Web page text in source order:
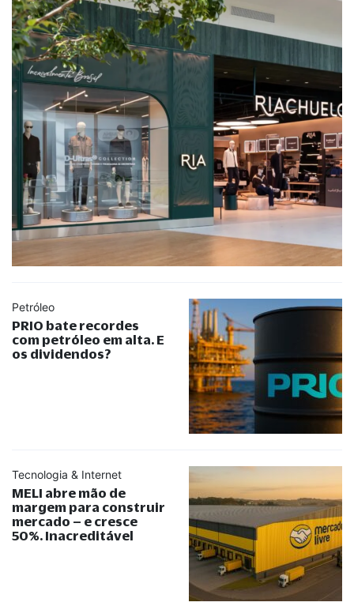
Petróleo
PRIO bate recordes
com petróleo em alta. E
os dividendos?
Tecnologia & Internet
MELI abre mão de
margem para construir
mercado – e cresce
50%. Inacreditável